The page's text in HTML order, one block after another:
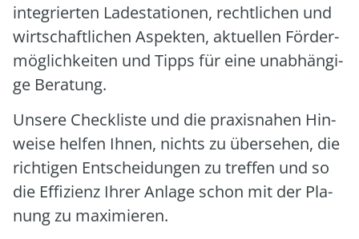
inte­grier­ten Lade­sta­tio­nen, recht­li­chen und
wirt­schaft­li­chen Aspek­ten, aktu­el­len För­der­
mög­lich­kei­ten und Tipps für eine unab­hän­gi­
ge Bera­tung.
Unse­re Check­lis­te und die pra­xis­na­hen Hin­
wei­se hel­fen Ihnen, nichts zu über­se­hen, die
rich­ti­gen Ent­schei­dun­gen zu tref­fen und so
die Effi­zi­enz Ihrer Anla­ge schon mit der Pla­
nung zu maxi­mie­ren.